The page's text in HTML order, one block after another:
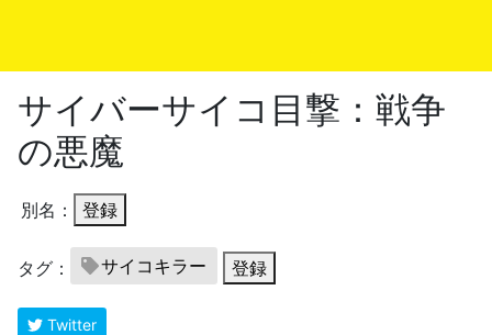
サイバーサイコ目撃：戦争
の悪魔
別名： 登録
タグ： サイコキラー 登録
Twitter